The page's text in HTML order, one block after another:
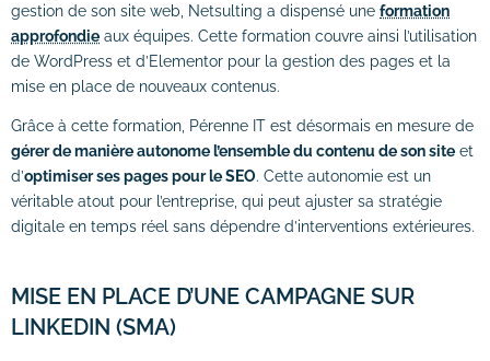
gestion de son site web, Netsulting a dispensé une formation
approfondie aux équipes. Cette formation couvre ainsi l’utilisation
de WordPress et d’Elementor pour la gestion des pages et la
mise en place de nouveaux contenus.
Grâce à cette formation, Pérenne IT est désormais en mesure de
gérer de manière autonome l’ensemble du contenu de son site et
d’optimiser ses pages pour le SEO. Cette autonomie est un
véritable atout pour l’entreprise, qui peut ajuster sa stratégie
digitale en temps réel sans dépendre d’interventions extérieures.
MISE EN PLACE D’UNE CAMPAGNE SUR
LINKEDIN (SMA)